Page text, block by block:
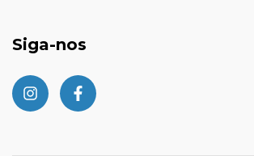
Siga-nos